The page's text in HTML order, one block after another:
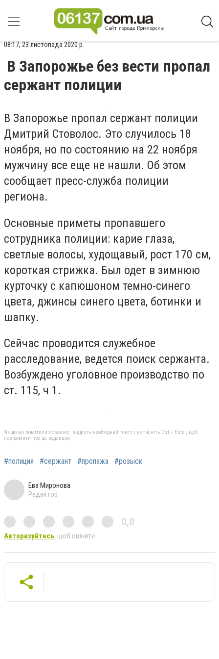
08:17, 23 листопада 2020 р.
В Запорожье без вести пропал
сержант полиции
В Запорожье пропал сержант полиции
Дмитрий Стоволос. Это случилось 18
ноября, но по состоянию на 22 ноября
мужчину все еще не нашли. Об этом
сообщает пресс-служба полиции
региона.
Основные приметы пропавшего
сотрудника полиции: карие глаза,
светлые волосы, худощавый, рост 170 см,
короткая стрижка. Был одет в зимнюю
курточку с капюшоном темно-синего
цвета, джинсы синего цвета, ботинки и
шапку.
Сейчас проводится служебное
расследование, ведется поиск сержанта.
Возбуждено уголовное производство по
ст. 115, ч 1.
Якщо ви помітили помилку, виділіть необхідний текст і натисніть Ctrl + Enter, щоб
повідомити про це редакцію
#полиция #сержант #пропажа #розыск
Ева Миронова
Редактор
0,0
Авторизуйтесь, щоб оцінити